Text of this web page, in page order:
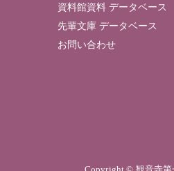
資料館資料 データベース
先輩文庫 データベース
お問い合わせ